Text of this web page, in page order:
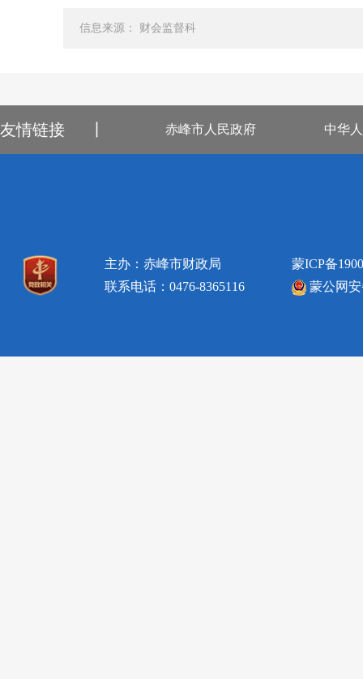
信息来源： 财会监督科
友情链接 赤峰市人民政府 中华
主办：赤峰市财政局
联系电话：0476-8365116
蒙ICP备
蒙公网安